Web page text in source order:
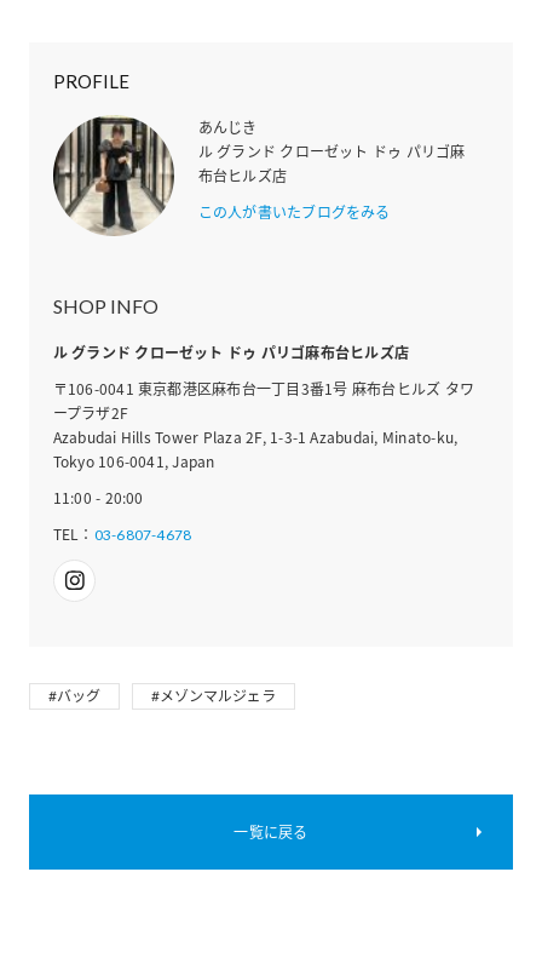
PROFILE
あんじき
ル グランド クローゼット ドゥ パリゴ麻
布台ヒルズ店
この人が書いたブログをみる
SHOP INFO
ル グランド クローゼット ドゥ パリゴ麻布台ヒルズ店
〒106-0041 東京都港区麻布台一丁目3番1号 麻布台ヒルズ タワ
ープラザ2F
Azabudai Hills Tower Plaza 2F, 1-3-1 Azabudai, Minato-ku,
Tokyo 106-0041, Japan
11:00 - 20:00
TEL： 03-6807-4678
#バッグ #メゾンマルジェラ
一覧に戻る